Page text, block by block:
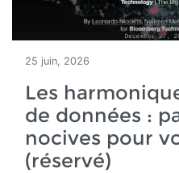
25 juin, 2026
Les
de données :
nocives pour
(réservé)